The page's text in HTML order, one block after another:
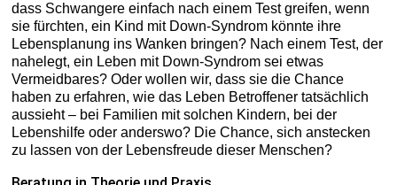
dass Schwangere einfach nach einem Test greifen, wenn
sie fürchten, ein Kind mit Down-Syndrom könnte ihre
Lebensplanung ins Wanken bringen? Nach einem Test, der
nahelegt, ein Leben mit Down-Syndrom sei etwas
Vermeidbares? Oder wollen wir, dass sie die Chance
haben zu erfahren, wie das Leben Betroffener tatsächlich
aussieht – bei Familien mit solchen Kindern, bei der
Lebenshilfe oder anderswo? Die Chance, sich anstecken
zu lassen von der Lebensfreude dieser Menschen?